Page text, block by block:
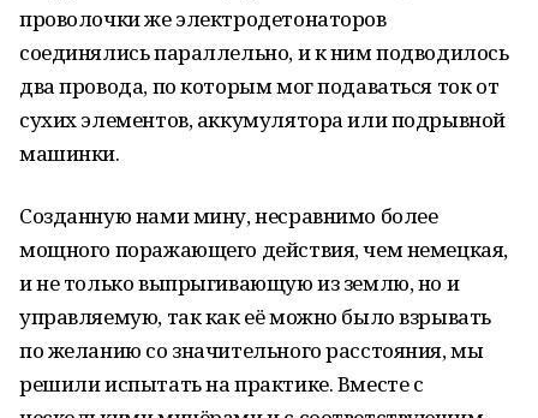
проволочки же электродетонаторов
соединялись параллельно, и к ним подводилось
два провода, по которым мог подаваться ток от
сухих элементов, аккумулятора или подрывной
машинки.
Созданную нами мину, несравнимо более
мощного поражающего действия, чем немецкая,
и не только выпрыгивающую из землю, но и
управляемую, так как её можно было взрывать
по желанию со значительного расстояния, мы
решили испытать на практике. Вместе с